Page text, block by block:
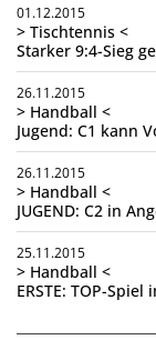
01.12.2015
> Tischtennis <
Starker 9:4-Sieg
26.11.2015
> Handball <
Jugend: C1 kann
26.11.2015
> Handball <
JUGEND: C2 in
25.11.2015
> Handball <
ERSTE: TOP-